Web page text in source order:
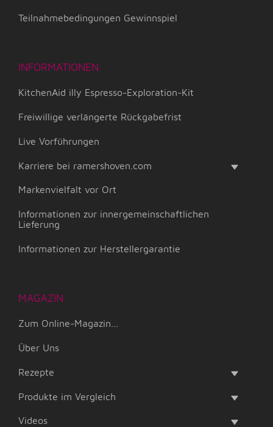
Teilnahmebedingungen Gewinnspiel
INFORMATIONEN
KitchenAid illy Espresso-Exploration-Kit
Freiwillige verlängerte Rückgabefrist
Live Vorführungen
Karriere bei ramershoven.com
Markenvielfalt vor Ort
Informationen zur innergemeinschaftlichen
Lieferung
Informationen zur Herstellergarantie
MAGAZIN
Zum Online-Magazin...
Über Uns
Rezepte
Produkte im Vergleich
Videos